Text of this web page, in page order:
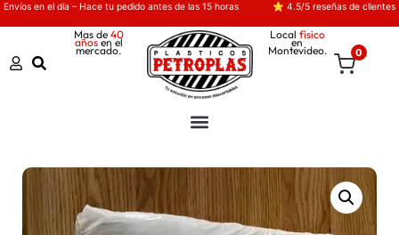
Envíos en el día – Hace tu pedido antes de las 15 horas ⭐ 4.5/5 reseñas de clientes
Mas de 40
añosen el
mercado.
Local físico
en
Montevideo. 0